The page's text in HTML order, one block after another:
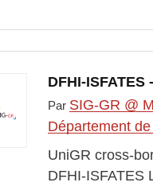
DFHI-
Par SIG-GR @
Département
UniGR cross-
DFHI-ISFATES